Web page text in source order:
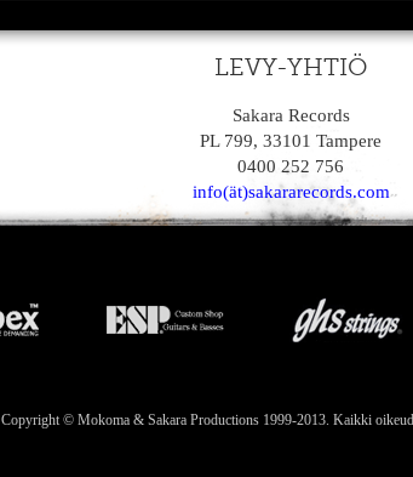
LEVY-YHTIÖ
Sakara Records
PL 799, 33101 Tampere
0400 252 756
info(ät)sakararecords.com
Copyright © Mokoma & Sakara Productions 1999-2013. Kaikki